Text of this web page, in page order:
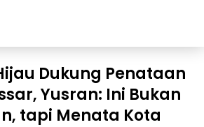
Dukung Penataan
Yusran: Ini Bukan
tapi Menata Kota